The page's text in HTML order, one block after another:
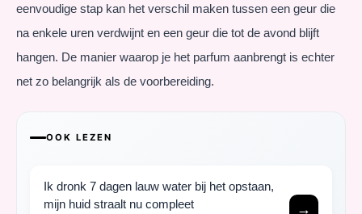
eenvoudige stap kan het verschil maken tussen een geur die
na enkele uren verdwijnt en een geur die tot de avond blijft
hangen. De manier waarop je het parfum aanbrengt is echter
net zo belangrijk als de voorbereiding.
OOK LEZEN
Ik dronk 7 dagen lauw water bij het opstaan,
mijn huid straalt nu compleet
→